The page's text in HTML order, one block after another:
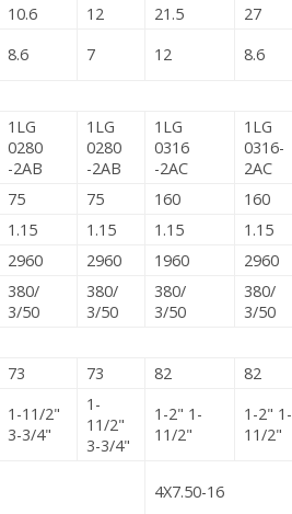
10.6 12 21.5 27
8.6 7 12 8.6
1LG
0280
-2AB
1LG
0280
-2AB
1LG
0316
-2AC
1LG
0316-
2AC
75 75 160 160
1.15 1.15 1.15 1.15
2960 2960 1960 2960
380/
3/50
380/
3/50
380/
3/50
380/
3/50
73 73 82 82
1-11/2"
3-3/4"
1-
11/2"
3-3/4"
1-2" 1-
11/2"
1-2" 1-
11/2"
4X7.50-16